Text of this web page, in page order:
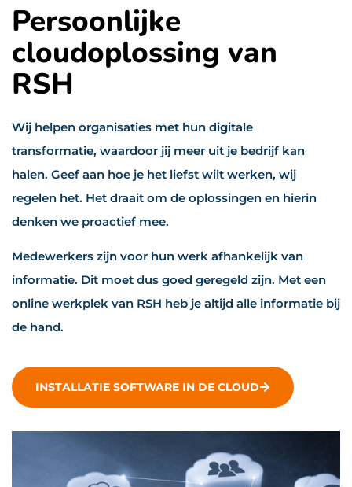
Persoonlijke
cloudoplossing van
RSH
Wij helpen organisaties met hun digitale
transformatie, waardoor jij meer uit je bedrijf kan
halen. Geef aan hoe je het liefst wilt werken, wij
regelen het. Het draait om de oplossingen en hierin
denken we proactief mee.
Medewerkers zijn voor hun werk afhankelijk van
informatie. Dit moet dus goed geregeld zijn. Met een
online werkplek van RSH heb je altijd alle informatie bij
de hand.
INSTALLATIE SOFTWARE IN DE CLOUD